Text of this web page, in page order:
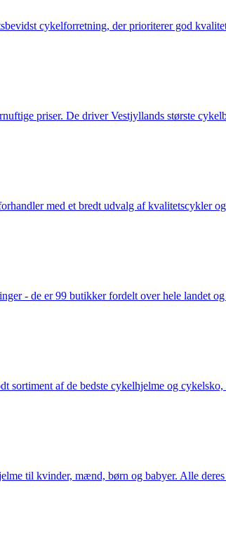
cykelforretning, der prioriterer god
priser. De driver Vestjyllands største
med et bredt udvalg af kvalitetscykler
- de er 99 butikker fordelt over hele landet
sortiment af de bedste cykelhjelme og
til kvinder, mænd, børn og babyer. Alle